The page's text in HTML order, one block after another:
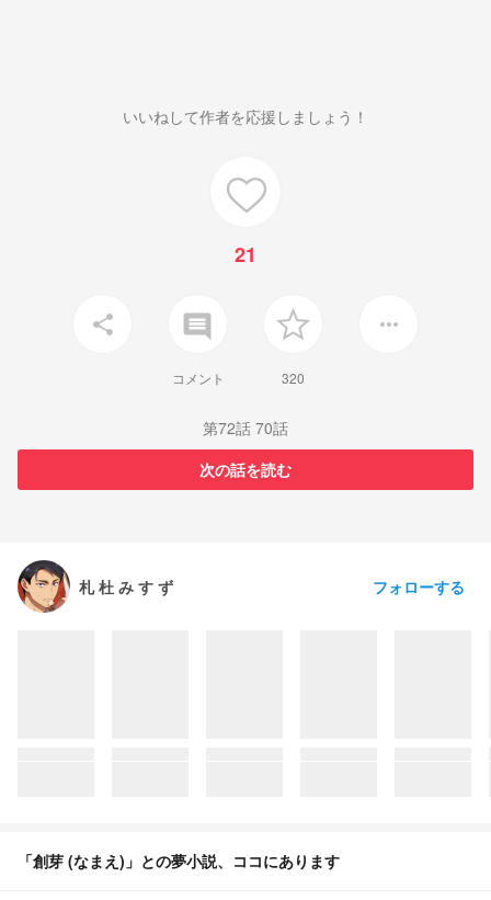
いいねして作者を応援しましょう！
21
share insert_comment
コメント 320
more_horiz
第72話 70話
次の話を読む
札 杜 み す ず フォローする
「創芽 (なまえ)」との夢小説、ココにあります